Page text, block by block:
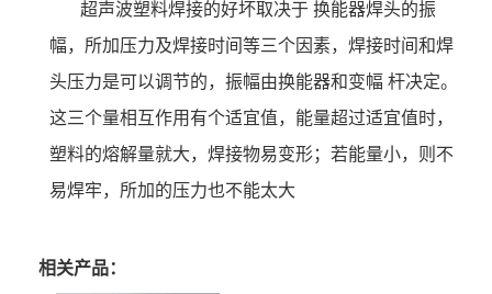
超声波塑料焊接的好坏取决于 换能器焊头的振
幅，所加压力及焊接时间等三个因素，焊接时间和焊
头压力是可以调节的，振幅由换能器和变幅 杆决定。
这三个量相互作用有个适宜值，能量超过适宜值时，
塑料的熔解量就大，焊接物易变形；若能量小，则不
易焊牢，所加的压力也不能太大
相关产品：